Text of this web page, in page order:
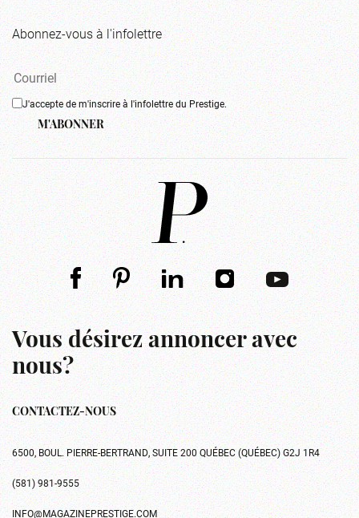
Abonnez-vous à l'infolettre
J'accepte de m'inscrire à l'infolettre du Prestige.
M'ABONNER
Vous désirez annoncer avec
nous?
CONTACTEZ-NOUS
6500, BOUL. PIERRE-BERTRAND, SUITE 200 QUÉBEC (QUÉBEC) G2J 1R4
(581) 981-9555
INFO@MAGAZINEPRESTIGE.COM